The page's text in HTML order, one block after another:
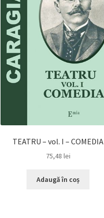
TEATRU – vol. I – COMEDIA
75,48 lei
Adaugă în coș